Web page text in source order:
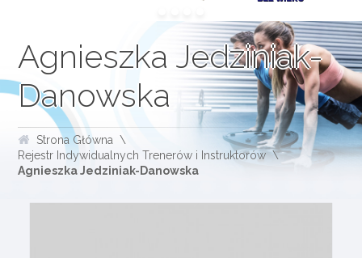
Agnieszka Jedziniak-
Danowska
Strona Główna
Rejestr Indywidualnych Trenerów i Instruktorów
Agnieszka Jedziniak-Danowska